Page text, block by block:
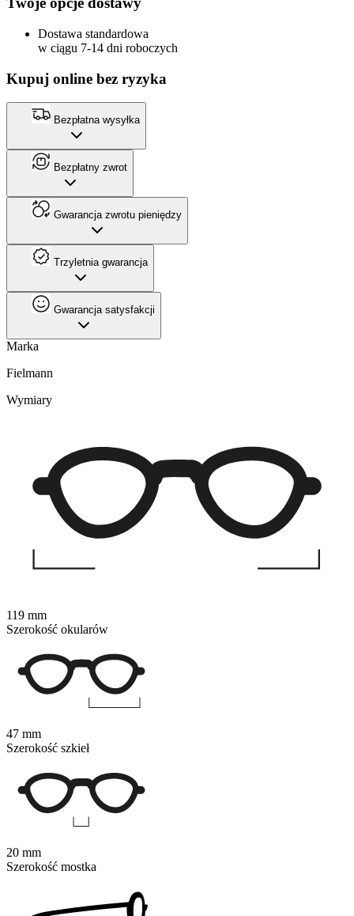
Dostawa standardowa
w ciągu 7-14 dni roboczych
Kupuj online bez ryzyka
Bezpłatna wysyłka
Bezpłatny zwrot
Gwarancja zwrotu pieniędzy
Trzyletnia gwarancja
Gwarancja satysfakcji
Marka
Fielmann
Wymiary
119 mm
Szerokość okularów
47 mm
Szerokość szkieł
20 mm
Szerokość mostka